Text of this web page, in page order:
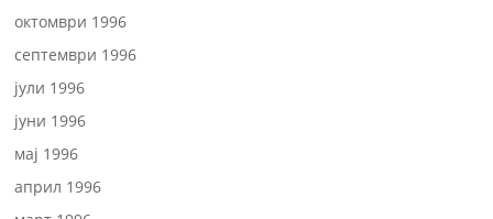
октомври 1996
септември 1996
јули 1996
јуни 1996
мај 1996
април 1996